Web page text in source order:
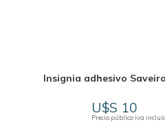
Insignia adhesivo
U$S 10
Precio público iva